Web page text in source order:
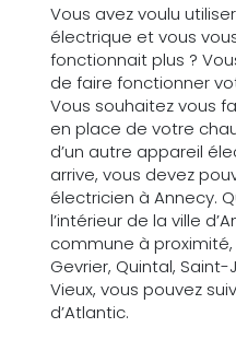
Vous avez voulu
électrique et vous
fonctionnait plus ?
de faire fonctionner
Vous souhaitez vous
en place de votre
d’un autre appareil
arrive, vous devez
électricien à Annecy.
l’intérieur de la ville
commune à
Gevrier, Quintal,
Vieux, vous pouvez
d’Atlantic.